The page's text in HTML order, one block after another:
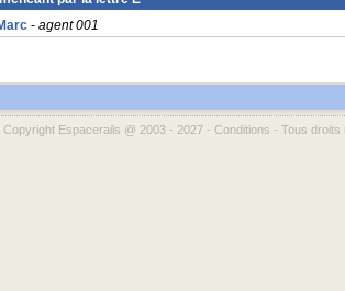
- agent 001
Espacerails @ 2003 - 2027 - Conditions - Tous droits